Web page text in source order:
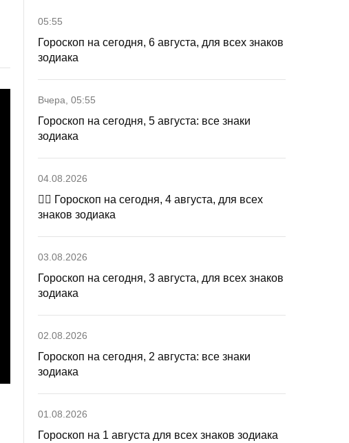
05:55
Гороскоп на сегодня, 6 августа, для всех знаков
зодиака
Вчера, 05:55
Гороскоп на сегодня, 5 августа: все знаки
зодиака
04.08.2026
🧙‍♀ Гороскоп на сегодня, 4 августа, для всех
знаков зодиака
03.08.2026
Гороскоп на сегодня, 3 августа, для всех знаков
зодиака
02.08.2026
Гороскоп на сегодня, 2 августа: все знаки
зодиака
01.08.2026
Гороскоп на 1 августа для всех знаков зодиака